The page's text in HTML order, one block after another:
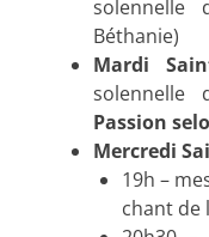
solennelle
Béthanie)
Mardi
Passion
Mercredi
19h –
chant de